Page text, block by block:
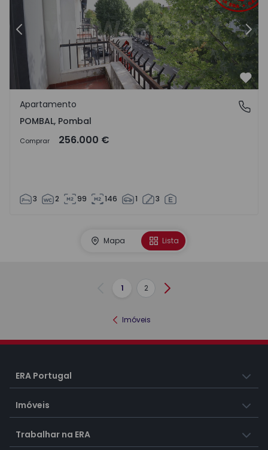
Anterior
POMBAL, Pombal
Apartamento
POMBAL, Pombal
Comprar 256.000 €
3 2 99 146 1 3
Mapa Lista
Anterior
1 2 Seguinte
Imóveis
ERA Portugal
Imóveis
Trabalhar na ERA